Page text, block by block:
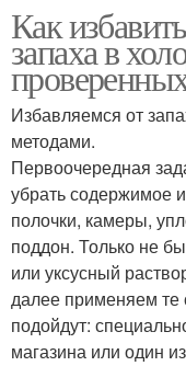
Как
запаха в
Избавляемся от
методами.
Первоочередная
убрать содержимое
полочки, камеры,
поддон. Только не
или уксусный
далее применяем те
подойдут:
магазина или один